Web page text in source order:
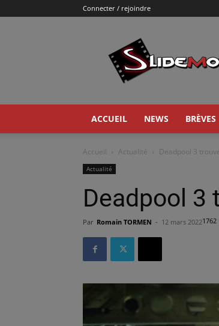
Connecter / rejoindre
ACCUEIL NEWS BRÈVES
Accueil Actualité Deadpool 3
Actualité
Deadpool 3
Par Romain TORMEN - 12 mars 20221762